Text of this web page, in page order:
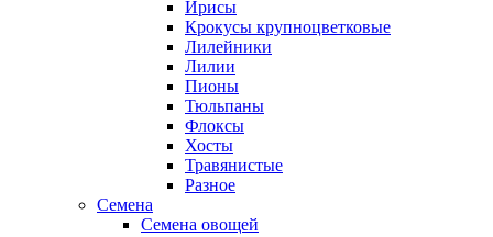
Ирисы
Крокусы крупноцветковые
Лилейники
Лилии
Пионы
Тюльпаны
Флоксы
Хосты
Травянистые
Разное
Семена
Семена овощей